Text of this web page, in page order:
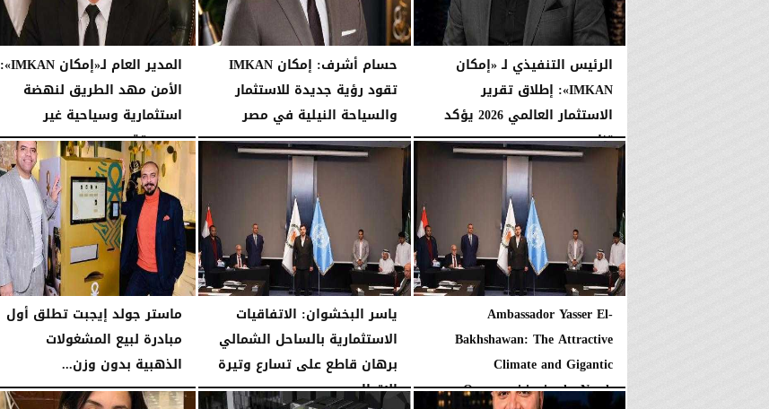
الرئيس التنفيذي لـ «إمكان
IMKAN»: إطلاق تقرير
الاستثمار العالمي 2026 يؤكد
تنامي...
الثلاثاء، 28 يوليو 2026 08:41 مـ
حسام أشرف: إمكان IMKAN
تقود رؤية جديدة للاستثمار
والسياحة النيلية في مصر
الجمعة، 24 يوليو 2026 09:55 مـ
المدير العام لـ«إمكان IMKAN»:
الأمن مهد الطريق لنهضة
استثمارية وسياحية غير
مسبوقة
الخميس، 23 يوليو 2026 04:32 مـ
Ambassador Yasser El-
Bakhshawan: The Attractive
Climate and Gigantic
Opportunities in the North...
ياسر البخشوان: الاتفاقيات
الاستثمارية بالساحل الشمالي
برهان قاطع على تسارع وتيرة
الإقبال...
ماستر جولد إيجبت تطلق أول
مبادرة لبيع المشغولات
الذهبية بدون وزن...
الثلاثاء، 21 يوليو 2026 05:29 مـ